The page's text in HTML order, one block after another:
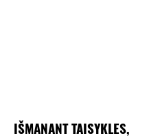
IŠMANANT TAISYKLES,